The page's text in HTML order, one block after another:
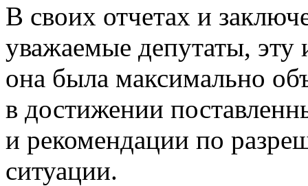
В своих отчетах и
уважаемые депутаты,
она была максимально
в достижении
и рекомендации по
ситуации.